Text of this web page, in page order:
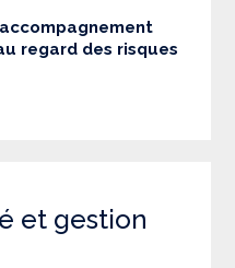
regard des risques
et gestion